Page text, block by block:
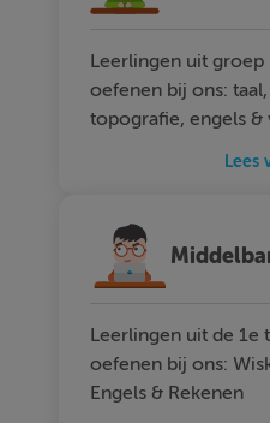
Leerlingen uit
oefenen bij ons:
topografie, engels &
Lees
Leerlingen uit de 1e
oefenen bij ons:
Engels & Rekenen